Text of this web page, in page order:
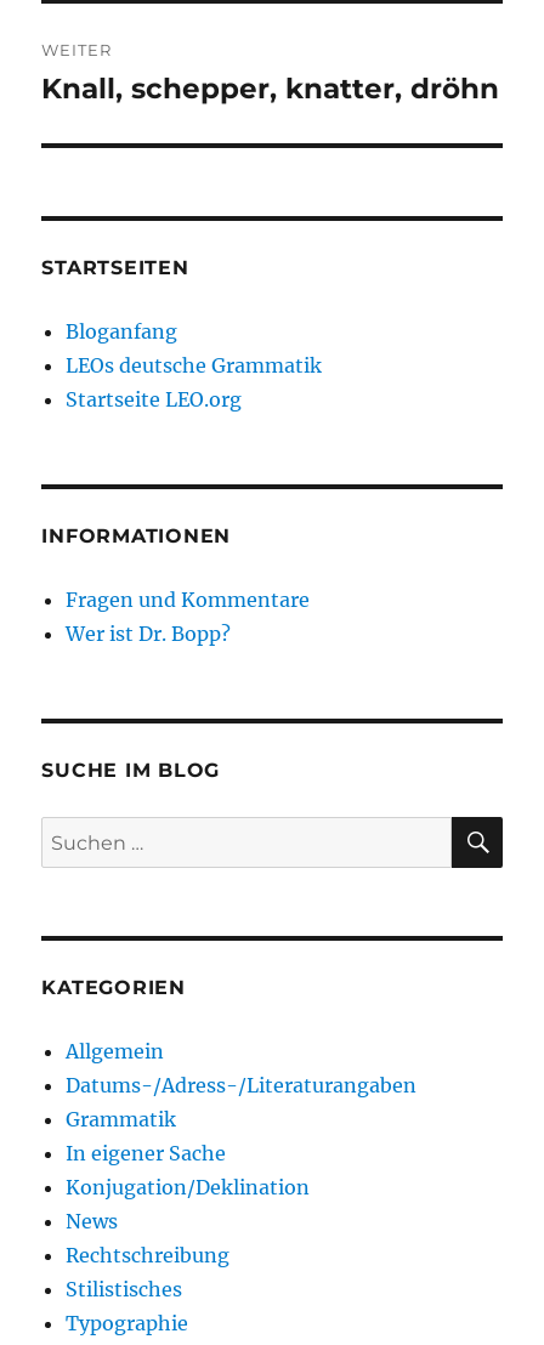
WEITER
Nächster
Knall, schepper, knatter, dröhn
STARTSEITEN
Bloganfang
LEOs deutsche Grammatik
Startseite LEO.org
INFORMATIONEN
Fragen und Kommentare
Wer ist Dr. Bopp?
SUCHE IM BLOG
Suchen
nach:
KATEGORIEN
Allgemein
Datums-/Adress-/Literaturangaben
Grammatik
In eigener Sache
Konjugation/Deklination
News
Rechtschreibung
Stilistisches
Typographie